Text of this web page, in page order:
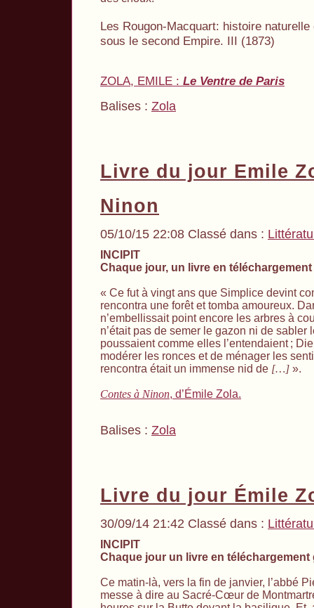
Les Rougon-Macquart: histoire
sous le second Empire. III (1873)
ZOLA, EMILE : Le Ventre de Paris
Balises : Zola
Livre du jour Emile
Ninon
05/10/15 22:08 Classé dans :
INCIPIT
Chaque jour, un livre en
« Ce fut à vingt ans que Simplice devint
rencontra une forêt et tomba amoureux.
n’embellissait point encore les arbres à
n’était pas de semer le gazon ni de sabler
poussaient comme elles l’entendaient ;
modérer les ronces et de ménager les
rencontra était un immense nid de […] ».
Contes à Ninon, d’Émile Zola.
Balises : Zola
Livre du jour Émile
30/09/14 21:42 Classé dans :
INCIPIT
Chaque jour un livre en téléchargement
Ce matin-là, vers la fin de janvier, l’abbé
messe à dire au Sacré-Cœur de